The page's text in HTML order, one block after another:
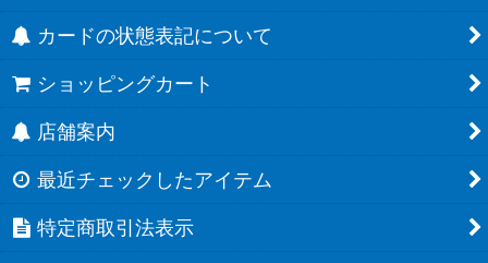
カードの状態表記について
ショッピングカート
店舗案内
最近チェックしたアイテム
特定商取引法表示